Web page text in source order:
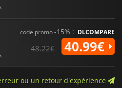
code promo-15% : DLCOMPARE
48.22€ 40.99€
ou un retour d'expérience